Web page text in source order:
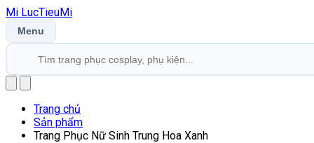
Mi LucTieuMi
Menu
Trang chủ
Sản phẩm
Trang Phục Nữ Sinh Trung Hoa Xanh